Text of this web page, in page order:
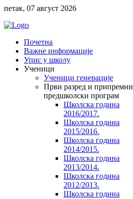
петак, 07 август 2026
Почетна
Важне информације
Упис у школу
Ученици
Ученици генерације
Први разред и припремни
предшколски програм
Школска година
2016/2017.
Школска година
2015/2016.
Школска година
2014/2015.
Школска година
2013/2014.
Школска година
2012/2013.
Школска година